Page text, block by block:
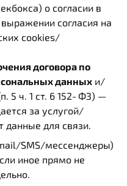
о согласии в
согласия на
cookies/
договора по
данных и/
5 ч. 1 ст. 6 152‑ФЗ) —
за услугой/
данные для связи.
SMS/мессенджеры)
иное прямо не